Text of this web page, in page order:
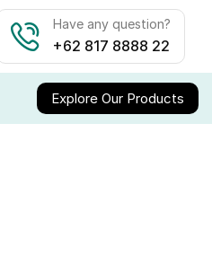
Have any question?
+62 817 8888 22
Explore Our Products